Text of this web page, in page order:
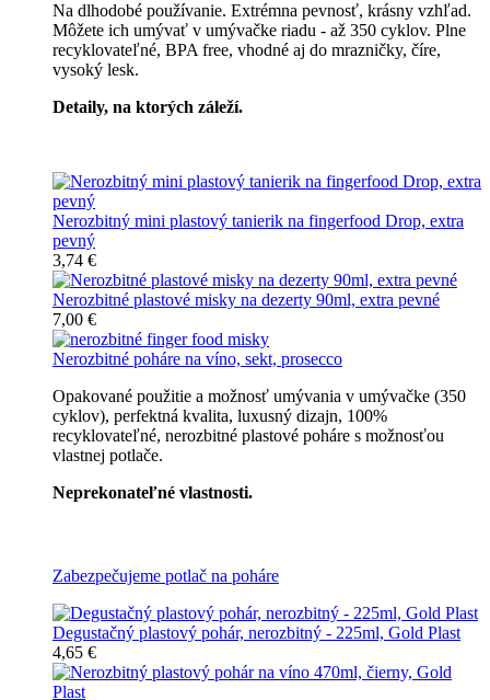
Na dlhodobé používanie. Extrémna pevnosť, krásny vzhľad.
Môžete ich umývať v umývačke riadu - až 350 cyklov. Plne
recyklovateľné, BPA free, vhodné aj do mrazničky, číre,
vysoký lesk.
Detaily, na ktorých záleží.
Nerozbitný mini plastový tanierik na fingerfood Drop, extra
pevný
3,74 €
Nerozbitné plastové misky na dezerty 90ml, extra pevné
7,00 €
Nerozbitné poháre na víno, sekt, prosecco
Opakované použitie a možnosť umývania v umývačke (350
cyklov), perfektná kvalita, luxusný dizajn, 100%
recyklovateľné, nerozbitné plastové poháre s možnosťou
vlastnej potlače.
Neprekonateľné vlastnosti.
Zabezpečujeme potlač na poháre
Degustačný plastový pohár, nerozbitný - 225ml, Gold Plast
4,65 €